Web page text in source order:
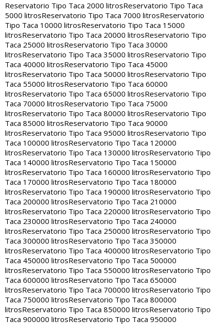
Reservatorio Tipo Taca 2000 litrosReservatorio Tipo Taca
5000 litrosReservatorio Tipo Taca 7000 litrosReservatorio
Tipo Taca 10000 litrosReservatorio Tipo Taca 15000
litrosReservatorio Tipo Taca 20000 litrosReservatorio Tipo
Taca 25000 litrosReservatorio Tipo Taca 30000
litrosReservatorio Tipo Taca 35000 litrosReservatorio Tipo
Taca 40000 litrosReservatorio Tipo Taca 45000
litrosReservatorio Tipo Taca 50000 litrosReservatorio Tipo
Taca 55000 litrosReservatorio Tipo Taca 60000
litrosReservatorio Tipo Taca 65000 litrosReservatorio Tipo
Taca 70000 litrosReservatorio Tipo Taca 75000
litrosReservatorio Tipo Taca 80000 litrosReservatorio Tipo
Taca 85000 litrosReservatorio Tipo Taca 90000
litrosReservatorio Tipo Taca 95000 litrosReservatorio Tipo
Taca 100000 litrosReservatorio Tipo Taca 120000
litrosReservatorio Tipo Taca 130000 litrosReservatorio Tipo
Taca 140000 litrosReservatorio Tipo Taca 150000
litrosReservatorio Tipo Taca 160000 litrosReservatorio Tipo
Taca 170000 litrosReservatorio Tipo Taca 180000
litrosReservatorio Tipo Taca 190000 litrosReservatorio Tipo
Taca 200000 litrosReservatorio Tipo Taca 210000
litrosReservatorio Tipo Taca 220000 litrosReservatorio Tipo
Taca 230000 litrosReservatorio Tipo Taca 240000
litrosReservatorio Tipo Taca 250000 litrosReservatorio Tipo
Taca 300000 litrosReservatorio Tipo Taca 350000
litrosReservatorio Tipo Taca 400000 litrosReservatorio Tipo
Taca 450000 litrosReservatorio Tipo Taca 500000
litrosReservatorio Tipo Taca 550000 litrosReservatorio Tipo
Taca 600000 litrosReservatorio Tipo Taca 650000
litrosReservatorio Tipo Taca 700000 litrosReservatorio Tipo
Taca 750000 litrosReservatorio Tipo Taca 800000
litrosReservatorio Tipo Taca 850000 litrosReservatorio Tipo
Taca 900000 litrosReservatorio Tipo Taca 950000